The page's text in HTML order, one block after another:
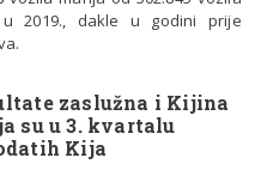
2019., dakle u godini prije
zaslužna i Kijina
su u 3. kvartalu
Kija